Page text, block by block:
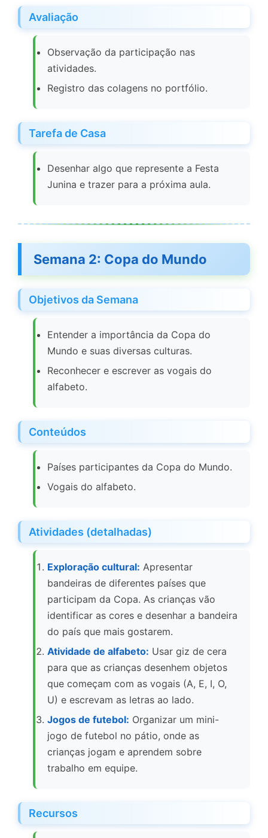
Avaliação
Observação da participação nas
atividades.
Registro das colagens no portfólio.
Tarefa de Casa
Desenhar algo que represente a Festa
Junina e trazer para a próxima aula.
Semana 2: Copa do Mundo
Objetivos da Semana
Entender a importância da Copa do
Mundo e suas diversas culturas.
Reconhecer e escrever as vogais do
alfabeto.
Conteúdos
Países participantes da Copa do Mundo.
Vogais do alfabeto.
Atividades (detalhadas)
Exploração cultural: Apresentar
bandeiras de diferentes países que
participam da Copa. As crianças vão
identificar as cores e desenhar a bandeira
do país que mais gostarem.
Atividade de alfabeto: Usar giz de cera
para que as crianças desenhem objetos
que começam com as vogais (A, E, I, O,
U) e escrevam as letras ao lado.
Jogos de futebol: Organizar um mini-
jogo de futebol no pátio, onde as
crianças jogam e aprendem sobre
trabalho em equipe.
Recursos